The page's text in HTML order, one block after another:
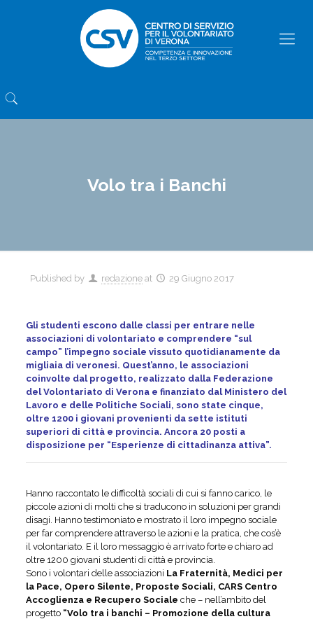
Volo tra i Banchi
Published by redazione at 29 Giugno 2017
Gli studenti escono dalle classi per entrare nelle
associazioni di volontariato e comprendere “sul
campo” l’impegno sociale vissuto quotidianamente da
migliaia di veronesi. Quest’anno, le associazioni
coinvolte dal progetto, realizzato dalla Federazione
del Volontariato di Verona e finanziato dal Ministero del
Lavoro e delle Politiche Sociali, sono state cinque,
oltre 1200 i giovani provenienti da sette istituti
superiori di città e provincia. Ancora 20 posti a
disposizione per “Esperienze di cittadinanza attiva”.
Hanno raccontato le difficoltà sociali di cui si fanno carico, le
piccole azioni di molti che si traducono in soluzioni per grandi
disagi. Hanno testimoniato e mostrato il loro impegno sociale
per far comprendere attraverso le azioni e la pratica, che cos’è
il volontariato. E il loro messaggio è arrivato forte e chiaro ad
oltre 1200 giovani studenti di città e provincia.
Sono i volontari delle associazioni La Fraternità, Medici per
la Pace, Opero Silente, Proposte Sociali, CARS Centro
Accoglienza e Recupero Sociale che – nell’ambito del
progetto “Volo tra i banchi – Promozione della cultura